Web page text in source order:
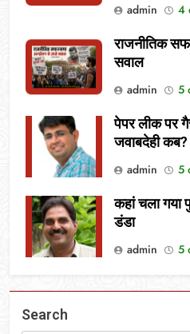
admin
4
राजनीतिक
सवाल
admin
5
पेपर लीक पर
जवाबदेही कब?
admin
5
कहां चला गया
डंडा
admin
5
Search